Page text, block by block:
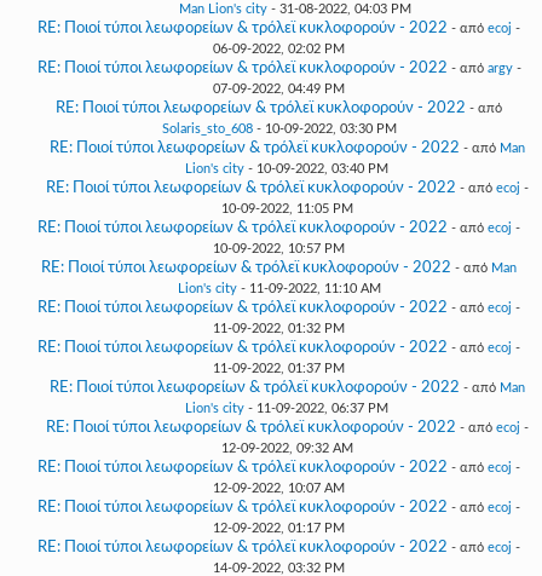
Man Lion's city- 31-08-2022, 04:03 PM
RE: Ποιοί τύποι λεωφορείων & τρόλεϊ κυκλοφορούν - 2022 - από ecoj -
06-09-2022, 02:02 PM
RE: Ποιοί τύποι λεωφορείων & τρόλεϊ κυκλοφορούν - 2022 - από argy-
07-09-2022, 04:49 PM
RE: Ποιοί τύποι λεωφορείων & τρόλεϊ κυκλοφορούν - 2022 - από
Solaris_sto_608- 10-09-2022, 03:30 PM
RE: Ποιοί τύποι λεωφορείων & τρόλεϊ κυκλοφορούν - 2022 - από Man
Lion's city - 10-09-2022, 03:40 PM
RE: Ποιοί τύποι λεωφορείων & τρόλεϊ κυκλοφορούν - 2022 - από ecoj -
10-09-2022, 11:05 PM
RE: Ποιοί τύποι λεωφορείων & τρόλεϊ κυκλοφορούν - 2022 - από ecoj -
10-09-2022, 10:57 PM
RE: Ποιοί τύποι λεωφορείων & τρόλεϊ κυκλοφορούν - 2022 - από Man
Lion's city- 11-09-2022, 11:10 AM
RE: Ποιοί τύποι λεωφορείων & τρόλεϊ κυκλοφορούν - 2022 - από ecoj -
11-09-2022, 01:32 PM
RE: Ποιοί τύποι λεωφορείων & τρόλεϊ κυκλοφορούν - 2022 - από ecoj -
11-09-2022, 01:37 PM
RE: Ποιοί τύποι λεωφορείων & τρόλεϊ κυκλοφορούν - 2022 - από Man
Lion's city - 11-09-2022, 06:37 PM
RE: Ποιοί τύποι λεωφορείων & τρόλεϊ κυκλοφορούν - 2022 - από ecoj -
12-09-2022, 09:32 AM
RE: Ποιοί τύποι λεωφορείων & τρόλεϊ κυκλοφορούν - 2022 - από ecoj -
12-09-2022, 10:07 AM
RE: Ποιοί τύποι λεωφορείων & τρόλεϊ κυκλοφορούν - 2022 - από ecoj -
12-09-2022, 01:17 PM
RE: Ποιοί τύποι λεωφορείων & τρόλεϊ κυκλοφορούν - 2022 - από ecoj -
14-09-2022, 03:32 PM